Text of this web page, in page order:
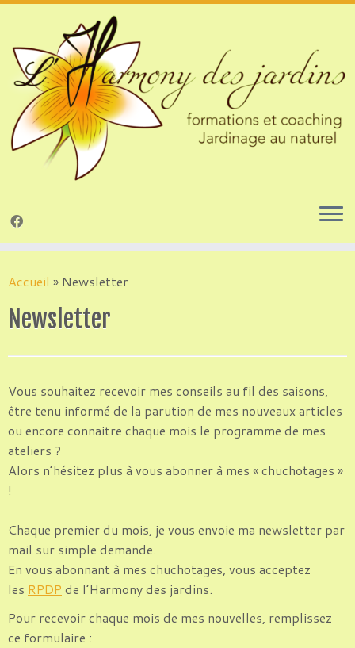
auAccueil » Newsletter
Newsletter
Vous souhaitez recevoir mes conseils au fil des saisons,
être tenu informé de la parution de mes nouveaux articles
ou encore connaitre chaque mois le programme de mes
ateliers ?
Alors n’hésitez plus à vous abonner à mes « chuchotages »
!
Chaque premier du mois, je vous envoie ma newsletter par
mail sur simple demande.
En vous abonnant à mes chuchotages, vous acceptez
les RPDP de l’Harmony des jardins.
Pour recevoir chaque mois de mes nouvelles, remplissez
ce formulaire :